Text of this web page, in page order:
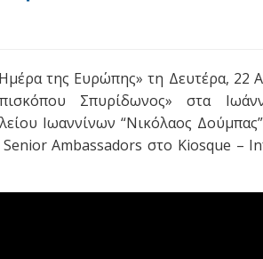
της Ευρώπης» τη Δευτέρα, 22
Σπυρίδωνος» στα
Ιωαννίνων “Νικόλαος
Senior Ambassadors στο Kiosque –